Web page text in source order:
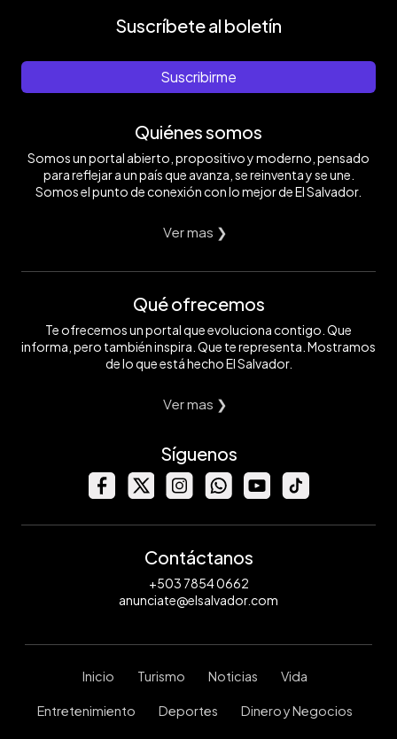
Suscríbete al boletín
Suscribirme
Quiénes somos
Somos un portal abierto, propositivo y moderno, pensado
para reflejar a un país que avanza, se reinventa y se une.
Somos el punto de conexión con lo mejor de El Salvador.
Ver mas ❯
Qué ofrecemos
Te ofrecemos un portal que evoluciona contigo. Que
informa, pero también inspira. Que te representa. Mostramos
de lo que está hecho El Salvador.
Ver mas ❯
Síguenos
Contáctanos
+503 7854 0662
anunciate@elsalvador.com
Inicio Turismo Noticias Vida
Entretenimiento Deportes Dinero y Negocios